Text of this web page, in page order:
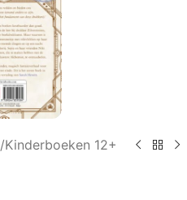
/Kinderboeken 12+